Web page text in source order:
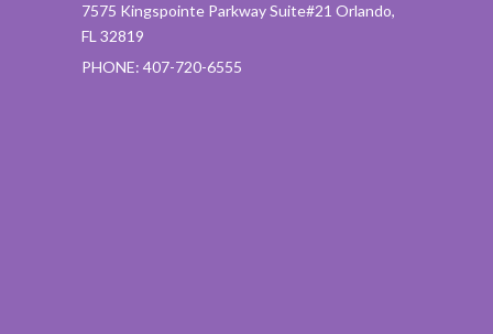
7575 Kingspointe Parkway Suite#21 Orlando,
FL 32819
PHONE: 407-720-6555